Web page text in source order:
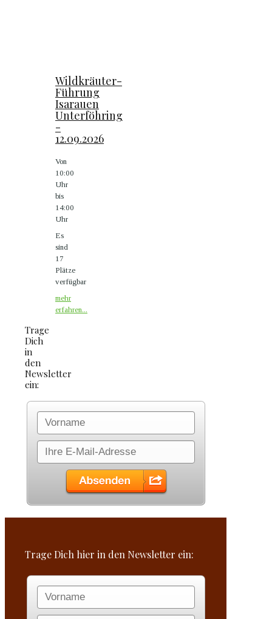
Wildkräuter-
Führung
Isarauen
Unterföhring
-
12.09.2026
Von
10:00
Uhr
bis
14:00
Uhr
Es
sind
17
Plätze
verfügbar
mehr
erfahren...
Trage
Dich
in
den
Newsletter
ein:
Trage Dich hier in den Newsletter ein: